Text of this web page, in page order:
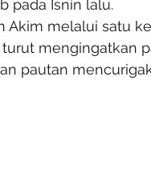
pada Isnin lalu.
Akim melalui satu
mengingatkan
pautan